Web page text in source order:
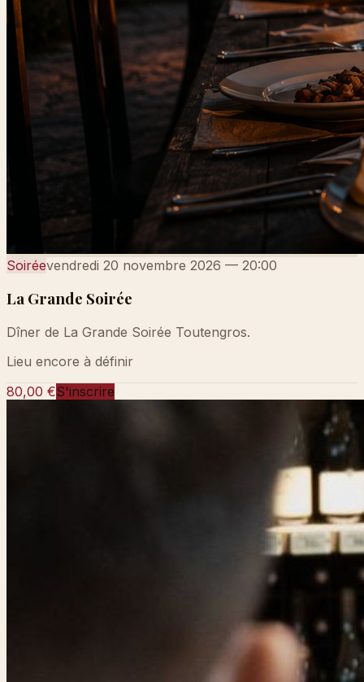
Soiréevendredi 20 novembre 2026 — 20:00
La Grande Soirée
Dîner de La Grande Soirée Toutengros.
Lieu encore à définir
80,00 €S'inscrire